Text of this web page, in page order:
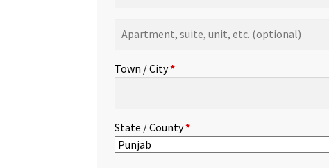
suite,
etc.(optional)
Town / City*
State / County*